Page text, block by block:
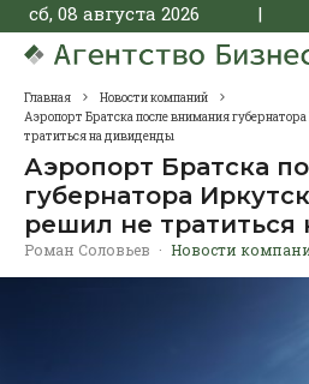
сб, 08 августа 2026 |
Главная
Новости компаний
Аэропорт Братска после внимания
тратиться на дивиденды
Аэропорт Братска
губернатора
решил не
Роман Соловьев · Новости